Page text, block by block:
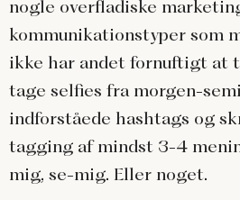
nogle overfladiske
kommunikationstyper som
ikke har andet fornuftigt at
tage selfies fra morgen-
indforståede hashtags og
tagging af mindst 3-4
mig, se-mig. Eller noget.